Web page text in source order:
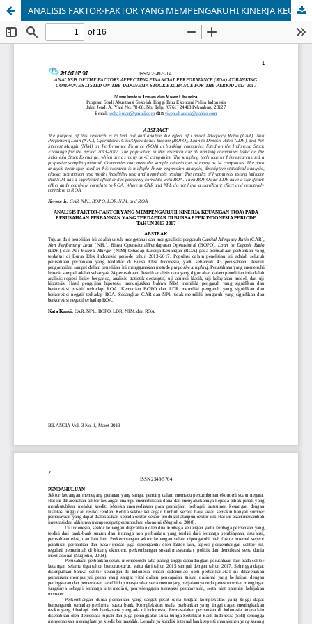
ANALISIS FAKTOR-FAKTOR YANG MEMPENGARUHI KINERJA KEUANGAN (ROA) PADA PERUSAHAAN PERBANKAN YANG TERDAFTAR DI BURSA EFEK INDONESIA PERIODE TAHUN 2013-2017